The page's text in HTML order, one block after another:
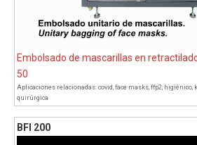
Embolsado de mascarillas en
50
Aplicaciones relacionadas: covid face masks ffp2 higiénico
quirúrgica
BFI 200